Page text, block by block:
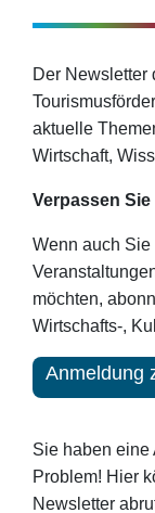
Der Newsletter
aktuelle
Wirtschaft,
Verpassen
Wenn auch
möchten,
Wirtschafts-,
Anmeldung
Sie haben eine
Problem! Hier
Newsletter